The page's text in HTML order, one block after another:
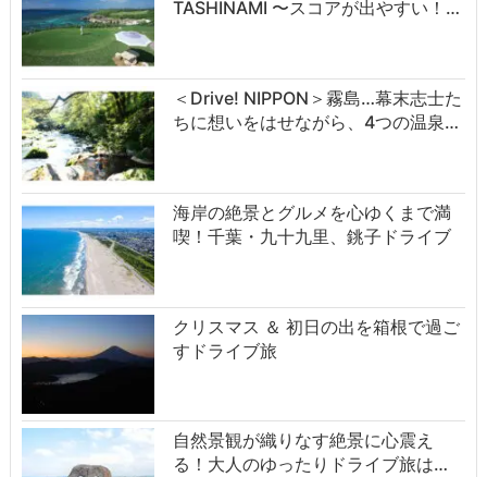
TASHINAMI 〜スコアが出やすい！…
＜Drive! NIPPON＞霧島…幕末志士た
ちに想いをはせながら、4つの温泉…
海岸の絶景とグルメを心ゆくまで満
喫！千葉・九十九里、銚子ドライブ
クリスマス ＆ 初日の出を箱根で過ご
すドライブ旅
自然景観が織りなす絶景に心震え
る！大人のゆったりドライブ旅は…